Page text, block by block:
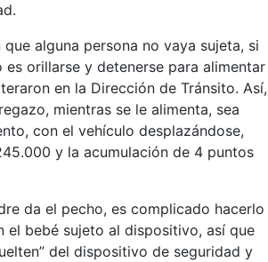
alguna persona no vaya sujeta, si
orillarse y detenerse para alimentar
en la Dirección de Tránsito. Así,
mientras se le alimenta, sea
con el vehículo desplazándose,
y la acumulación de 4 puntos
da el pecho, es complicado hacerlo
bebé sujeto al dispositivo, así que
del dispositivo de seguridad y